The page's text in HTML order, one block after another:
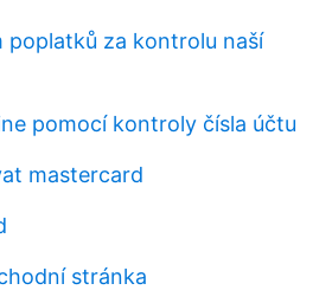
poplatků za kontrolu naší
pomocí kontroly čísla účtu
mastercard
stránka